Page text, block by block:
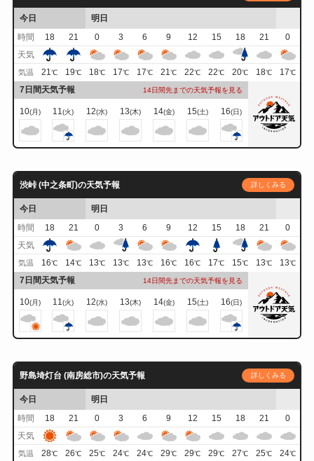
今日
明日
時間
18 21 0 3 6 9 12 15 18 21
0
天気
気温 21℃ 19℃ 18℃ 17℃ 17℃ 21℃ 22℃ 22℃ 20℃ 18℃ 17℃
7日間天気予報 14日間先までの天気予報を見る
10(月) 11(火) 12(水) 13(木) 14(金) 15(土) 16(日)
渋峠 (中之条町)の天気予報 詳しくみる
今日
明日
時間
18 21 0 3 6 9 12 15 18 21
0
天気
気温 16℃ 14℃ 13℃ 13℃ 13℃ 16℃ 16℃ 17℃ 15℃ 13℃ 13℃
7日間天気予報 14日間先までの天気予報を見る
10(月) 11(火) 12(水) 13(木) 14(金) 15(土) 16(日)
野島埼灯台 (南房総市)の天気予報 詳しくみる
今日
明日
時間
18 21 0 3 6 9 12 15 18 21
0
天気
気温 28℃ 26℃ 25℃ 24℃ 24℃ 29℃ 29℃ 29℃ 27℃ 25℃ 24℃